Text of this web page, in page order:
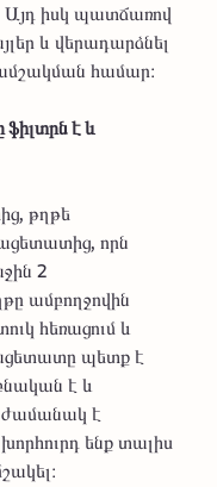
Այդ իսկ պատճառով
և վերադարձնել
համար։
է և
թղթե
որն
2
ամբողջովին
հեռացում և
պետք է
է և
ժամանակ է
ենք տալիս